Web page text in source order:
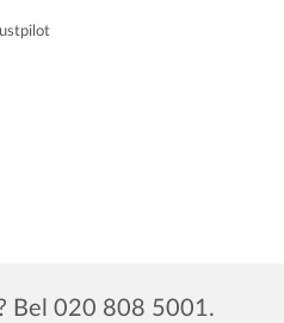
Bel 020 808 5001.